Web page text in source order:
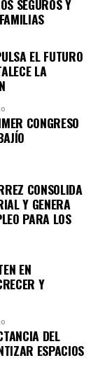
Bajío,
y sociedad.
su
y la
para los
SEGUROS Y
EL FUTURO
LA
CONGRESO
CONSOLIDA
Y GENERA
PARA LOS
EN
Y
DEL
ESPACIOS